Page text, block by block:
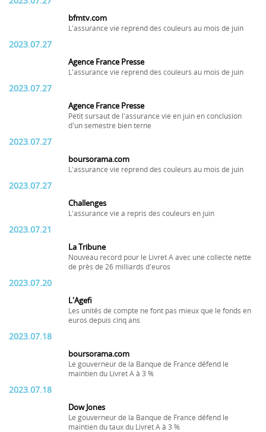
bfmtv.com
L'assurance vie reprend des couleurs au mois de juin
2023.07.27
Agence France Presse
L'assurance vie reprend des couleurs au mois de juin
2023.07.27
Agence France Presse
Petit sursaut de l'assurance vie en juin en conclusion
d'un semestre bien terne
2023.07.27
boursorama.com
L'assurance vie reprend des couleurs au mois de juin
2023.07.27
Challenges
L'assurance vie a repris des couleurs en juin
2023.07.21
La Tribune
Nouveau record pour le Livret A avec une collecte nette
de près de 26 milliards d'euros
2023.07.20
L'Agefi
Les unités de compte ne font pas mieux que le fonds en
euros depuis cinq ans
2023.07.18
boursorama.com
Le gouverneur de la Banque de France défend le
maintien du Livret A à 3 %
2023.07.18
Dow Jones
Le gouverneur de la Banque de France défend le
maintien du taux du Livret A à 3 %